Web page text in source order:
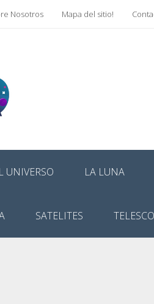
Nosotros Mapa del sitio!
UNIVERSO LA LUNA
SATELITES